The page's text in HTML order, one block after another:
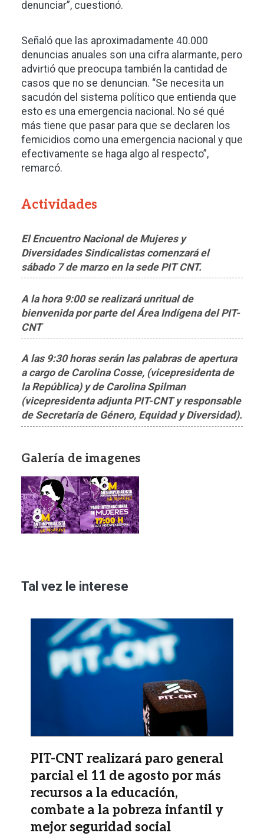
denunciar”, cuestionó.
Señaló que las aproximadamente 40.000
denuncias anuales son una cifra alarmante, pero
advirtió que preocupa también la cantidad de
casos que no se denuncian. “Se necesita un
sacudón del sistema político que entienda que
esto es una emergencia nacional. No sé qué
más tiene que pasar para que se declaren los
femicidios como una emergencia nacional y que
efectivamente se haga algo al respecto”,
remarcó.
Actividades
El Encuentro Nacional de Mujeres y
Diversidades Sindicalistas comenzará el
sábado 7 de marzo en la sede PIT CNT.
A la hora 9:00 se realizará unritual de
bienvenida por parte del Área Indígena del PIT-
CNT
A las 9:30 horas serán las palabras de apertura
a cargo de Carolina Cosse, (vicepresidenta de
la República) y de Carolina Spilman
(vicepresidenta adjunta PIT-CNT y responsable
de Secretaría de Género, Equidad y Diversidad).
Galería de imagenes
Imagen
Imagen
Tal vez le interese
Imagen
PIT-CNT realizará paro general
parcial el 11 de agosto por más
recursos a la educación,
combate a la pobreza infantil y
mejor seguridad social